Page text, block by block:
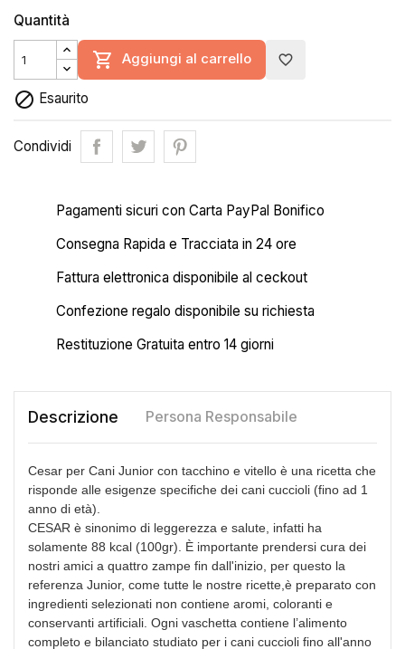
Quantità
 Aggiungi al carrello favorite_border
 Esaurito
Condividi
Pagamenti sicuri con Carta PayPal Bonifico
Consegna Rapida e Tracciata in 24 ore
Fattura elettronica disponibile al ceckout
Confezione regalo disponibile su richiesta
Restituzione Gratuita entro 14 giorni
Descrizione Persona Responsabile
Cesar per Cani Junior con tacchino e vitello è una ricetta che
risponde alle esigenze specifiche dei cani cuccioli (fino ad 1
anno di età).
CESAR è sinonimo di leggerezza e salute, infatti ha
solamente 88 kcal (100gr). È importante prendersi cura dei
nostri amici a quattro zampe fin dall'inizio, per questo la
referenza Junior, come tutte le nostre ricette,è preparato con
ingredienti selezionati non contiene aromi, coloranti e
conservanti artificiali. Ogni vaschetta contiene l’alimento
completo e bilanciato studiato per i cani cuccioli fino all'anno